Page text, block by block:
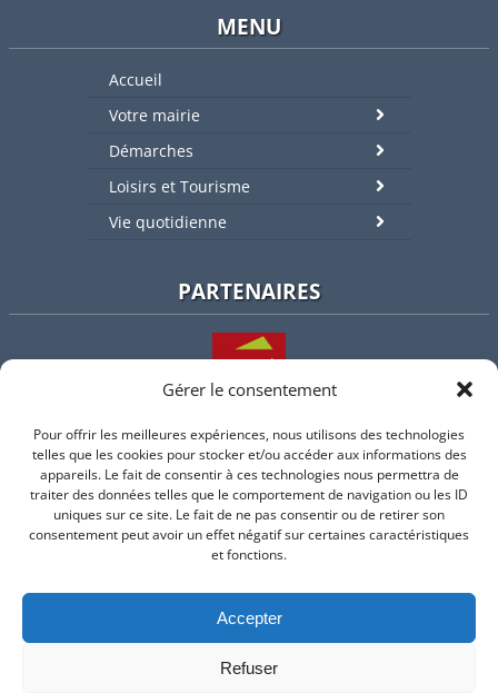
Gérer le consentement
Pour offrir les meilleures expériences, nous utilisons des technologies
telles que les cookies pour stocker et/ou accéder aux informations des
appareils. Le fait de consentir à ces technologies nous permettra de
traiter des données telles que le comportement de navigation ou les ID
uniques sur ce site. Le fait de ne pas consentir ou de retirer son
consentement peut avoir un effet négatif sur certaines caractéristiques
et fonctions.
Accepter
Refuser
MENU
Accueil
Votre mairie
Démarches
Loisirs et Tourisme
Vie quotidienne
PARTENAIRES
L'intercommunalité
Intramuros
Suivez-nous sur Facebook